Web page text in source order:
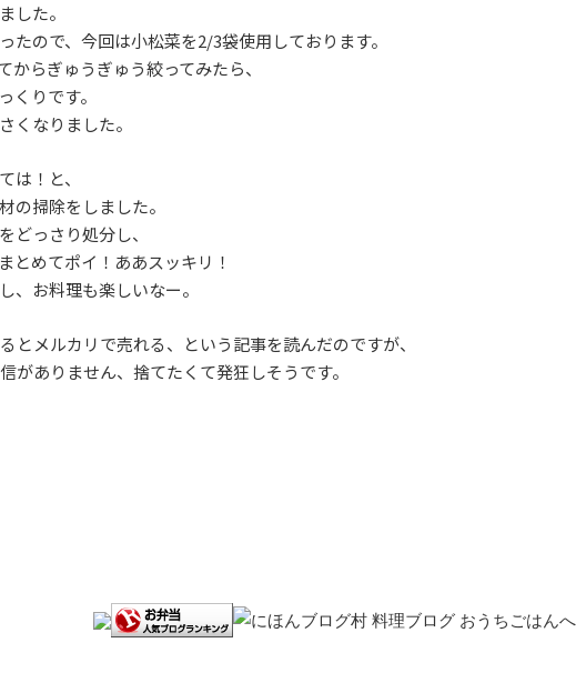
した。
たので、今回は小松菜を2/3袋使用しております。
らぎゅうぎゅう絞ってみたら、
くりです。
くなりました。
は！と、
の掃除をしました。
どっさり処分し、
とめてポイ！ああスッキリ！
、お料理も楽しいなー。
とメルカリで売れる、という記事を読んだのですが、
がありません、捨てたくて発狂しそうです。